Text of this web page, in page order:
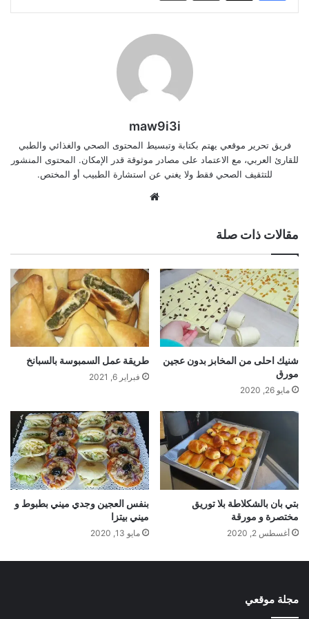
maw9i3i
فريق تحرير موقعي يهتم بكتابة وتبسيط المحتوى الصحي والغذائي والطبي
للقارئ العربي، مع الاعتماد على مصادر موثوقة قدر الإمكان. المحتوى المنشور
للتثقيف الصحي فقط ولا يغني عن استشارة الطبيب أو المختص.
مقالات ذات صلة
شنيك احلى من المخابز بدون عجين
مورق
مايو 26, 2020
طريقة عمل السمبوسة بالسبانخ
فبراير 6, 2021
بتي بان بالشكلاطة بلا توريق
مختصرة و مورقة
أغسطس 2, 2020
بنفس العجين وجدي ميني بطبوط و
ميني بيتزا
مايو 13, 2020
مجلة موقعي